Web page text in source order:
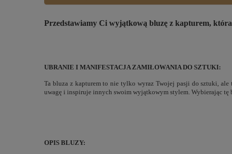
Przedstawiamy Ci wyjątkową bluzę z kapturem,
UBRANIE I MANIFESTACJA ZAMIŁOWANIA DO SZTUKI:
Ta bluza z kapturem to nie tylko wyraz Twojej pasji do sztuki, ale
uwagę i inspiruje innych swoim wyjątkowym stylem. Wybierając
OPIS BLUZY: